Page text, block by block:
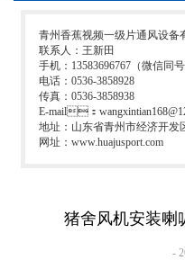
青州香蕉视频一级片通风设备
联系人：王新田
手机：13583696767（微信同号
电话：0536-3858928
传真：0536-3858938
E-mail：
地址：山东省青州市经济开
网址：www.huajusport.com
猪舍风机安装喇
-